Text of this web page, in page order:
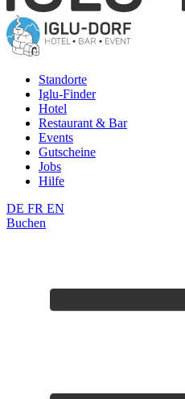
Standorte
Iglu-Finder
Hotel
Restaurant & Bar
Events
Gutscheine
Jobs
Hilfe
DE FR EN
Buchen